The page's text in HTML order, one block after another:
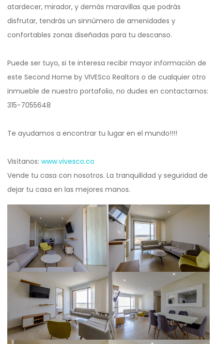
atardecer, mirador, y demás maravillas que podrás
disfrutar, tendrás un sinnúmero de amenidades y
confortables zonas diseñadas para tu descanso.
Puede ser tuyo, si te interesa recibir mayor información de
este Second Home by VIVESco Realtors o de cualquier otro
inmueble de nuestro portafolio, no dudes en contactarnos:
315-7055648
Te ayudamos a encontrar tu lugar en el mundo!!!!
Visítanos: www.vivesco.co
Vende tu casa con nosotros. La tranquilidad y seguridad de
dejar tu casa en las mejores manos.